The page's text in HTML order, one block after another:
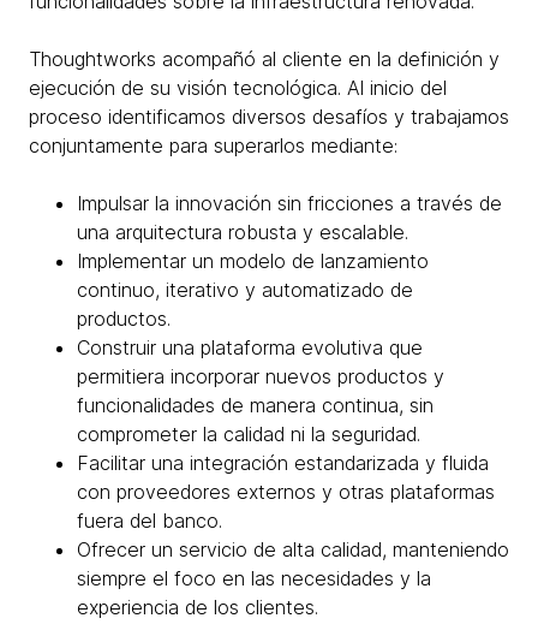
Thoughtworks acompañó al cliente en la definición y
ejecución de su visión tecnológica. Al inicio del
proceso identificamos diversos desafíos y trabajamos
conjuntamente para superarlos mediante:
Impulsar la innovación sin fricciones a través de
una arquitectura robusta y escalable.
Implementar un modelo de lanzamiento
continuo, iterativo y automatizado de
productos.
Construir una plataforma evolutiva que
permitiera incorporar nuevos productos y
funcionalidades de manera continua, sin
comprometer la calidad ni la seguridad.
Facilitar una integración estandarizada y fluida
con proveedores externos y otras plataformas
fuera del banco.
Ofrecer un servicio de alta calidad, manteniendo
siempre el foco en las necesidades y la
experiencia de los clientes.